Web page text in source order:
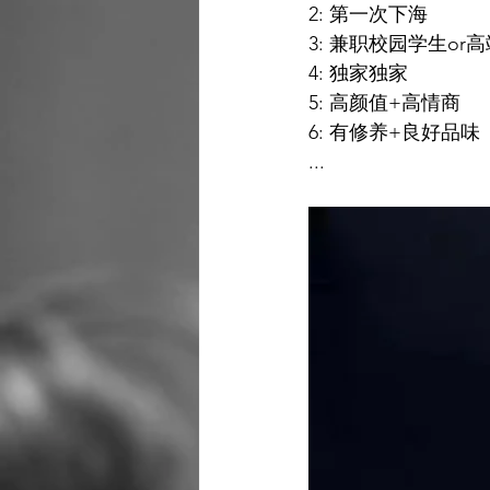
2: 第一次下海
3: 兼职校园学生or
4: 独家独家
5: 高颜值+高情商
6: 有修养+良好品味
...